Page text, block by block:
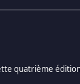
quatrième